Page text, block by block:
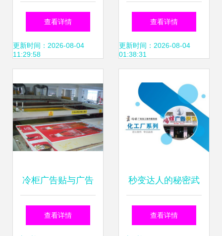
划分标识牌设计与
广告制作服务详解
查看详情
更新时间：2026-08-04
11:29:58
绘车间废气净化工
程与广告制作服务
查看详情
更新时间：2026-08-04
01:38:31
冷柜广告贴与广告
画丝网印刷 厂家、
查看详情
秒变达人的秘密武
器 免费翻页电子书
查看详情